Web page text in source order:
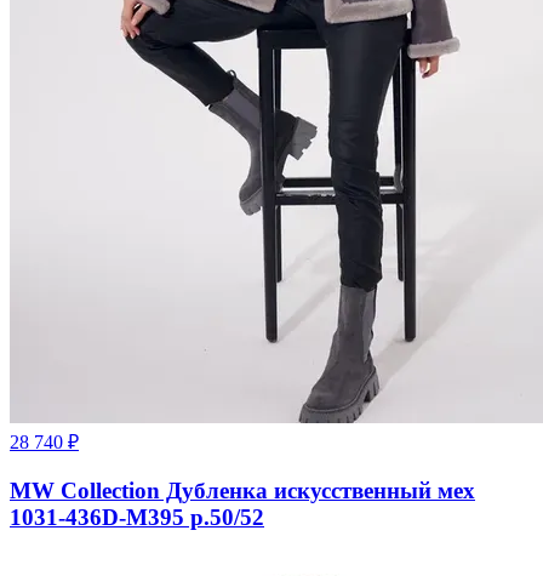
28 740 ₽
MW Collection Дубленка искусственный мех
1031-436D-M395 р.50/52